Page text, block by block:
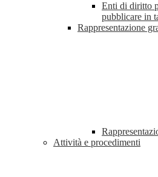
Enti di diritto
pubblicare in
Rappresentazione
Attività e procedimenti